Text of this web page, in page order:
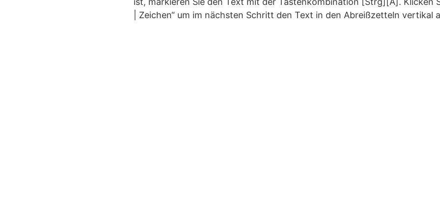
| Zeichen“ um im nächsten Schritt den Text in den Abreißzetteln vertikal